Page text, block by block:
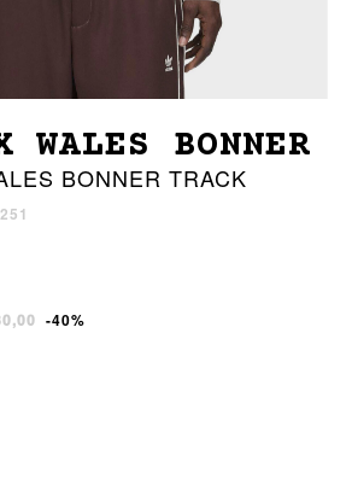
WALES BONNER
BONNER TRACK
-40%